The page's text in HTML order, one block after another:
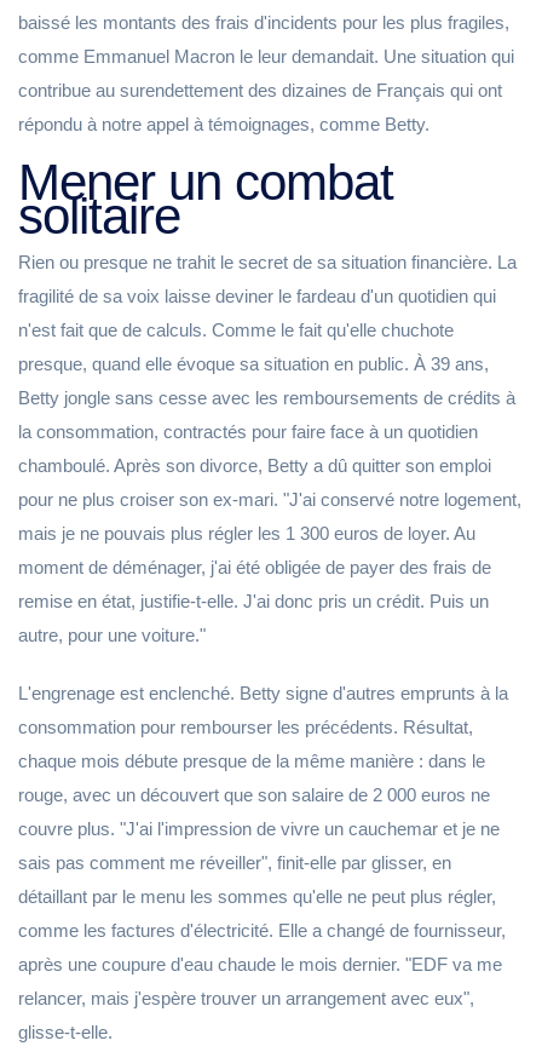
baissé les montants des frais d'incidents pour les plus fragiles,
comme Emmanuel Macron le leur demandait. Une situation qui
contribue au surendettement des dizaines de Français qui ont
répondu à notre appel à témoignages, comme Betty.
Mener un combat
solitaire
Rien ou presque ne trahit le secret de sa situation financière. La
fragilité de sa voix laisse deviner le fardeau d'un quotidien qui
n'est fait que de calculs. Comme le fait qu'elle chuchote
presque, quand elle évoque sa situation en public. À 39 ans,
Betty jongle sans cesse avec les remboursements de crédits à
la consommation, contractés pour faire face à un quotidien
chamboulé. Après son divorce, Betty a dû quitter son emploi
pour ne plus croiser son ex-mari. "J'ai conservé notre logement,
mais je ne pouvais plus régler les 1 300 euros de loyer. Au
moment de déménager, j'ai été obligée de payer des frais de
remise en état, justifie-t-elle. J'ai donc pris un crédit. Puis un
autre, pour une voiture."
L'engrenage est enclenché. Betty signe d'autres emprunts à la
consommation pour rembourser les précédents. Résultat,
chaque mois débute presque de la même manière : dans le
rouge, avec un découvert que son salaire de 2 000 euros ne
couvre plus. "J'ai l'impression de vivre un cauchemar et je ne
sais pas comment me réveiller", finit-elle par glisser, en
détaillant par le menu les sommes qu'elle ne peut plus régler,
comme les factures d'électricité. Elle a changé de fournisseur,
après une coupure d'eau chaude le mois dernier. "EDF va me
relancer, mais j'espère trouver un arrangement avec eux",
glisse-t-elle.